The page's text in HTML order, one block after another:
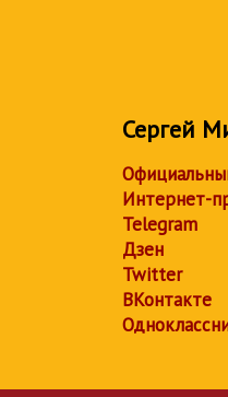
Сергей
Интернет-
Telegram
Дзен
Twitter
ВКонтакте